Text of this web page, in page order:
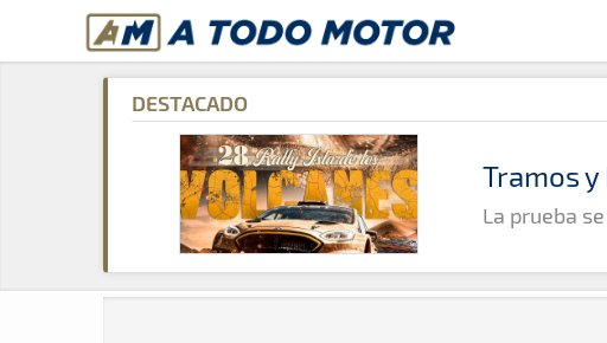
A Todo Motor· Revista del motor desde 1999
A Todo Motor » Agenda » 2024 » Diciembre
DESTACADO
Tramos
La prueba